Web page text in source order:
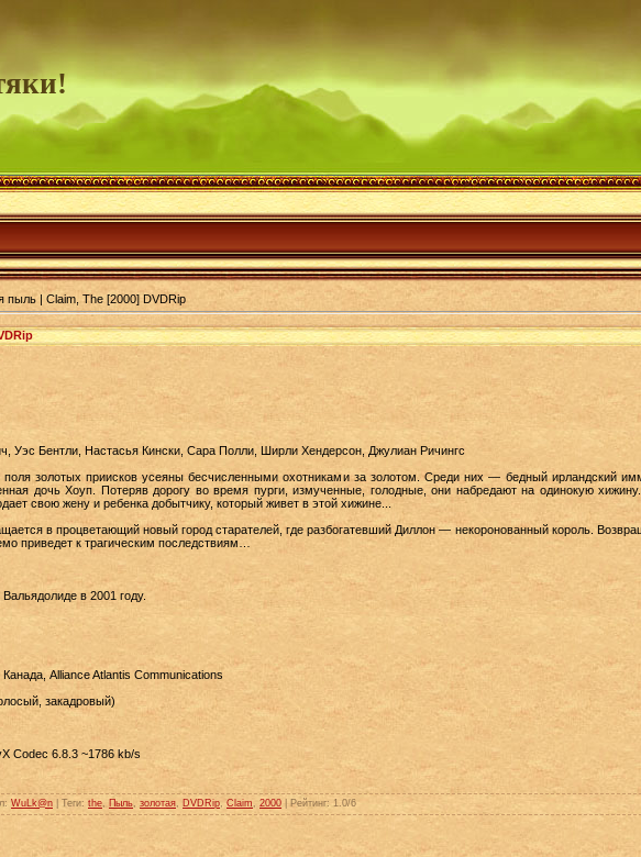
пыль | Claim, The [2000] DVDRip
Уэс Бентли, Настасья Кински, Сара Полли, Ширли Хендерсон, Джулиан Ричингс
золотых приисков усеяны бесчисленными охотниками за золотом. Среди них — бедный ирландский
дочь Хоуп. Потеряв дорогу во время пурги, измученные, голодные, они набредают на одинокую
свою жену и ребенка добытчику, который живет в этой хижине...
в процветающий новый город старателей, где разбогатевший Диллон — некоронованный король.
приведет к трагическим последствиям…
в 2001 году.
Alliance Atlantis Communications
закадровый)
Codec 6.8.3 ~1786 kb/s
: WuLk@n Теги: the Пыль золотая DVDRip ,Claim 2000 Рейтинг: 1.0/6